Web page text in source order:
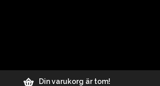
Din varukorg är tom!